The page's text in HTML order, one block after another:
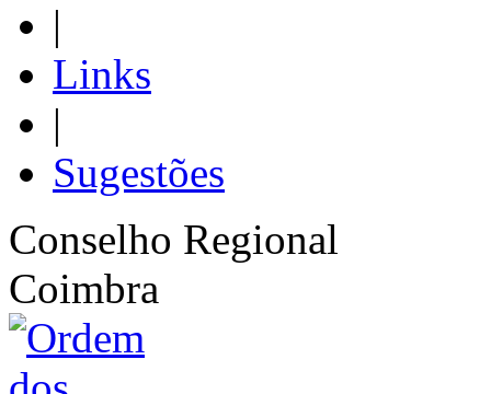
|
Links
|
Sugestões
Conselho Regional
Coimbra